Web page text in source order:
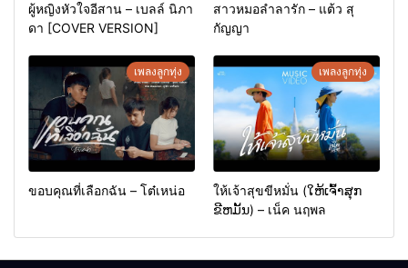
ผู้หญิงหัวใจอีสาน – เบลล์ นิภา
ดา [COVER VERSION]
สาวหมอลำลารัก – แต้ว สุ
กัญญา
เพลงลูกทุ่ง
ขอบคุณที่เลือกฉัน – โต๋เหน่อ
เพลงลูกทุ่ง
ให้เจ้าสุขขีหมั่น (ໃຫ້ເຈົ້າສຸກ
ຂີຫມັ້ນ) – เน็ค นฤพล